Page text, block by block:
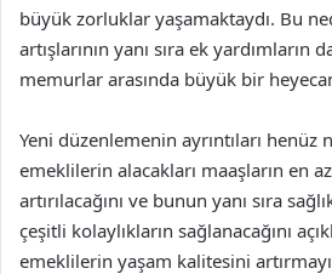
büyük zorluklar yaşamaktaydı. Bu
artışlarının yanı sıra ek yardımların
memurlar arasında büyük bir
Yeni düzenlemenin ayrıntıları
emeklilerin alacakları maaşların en
artırılacağını ve bunun yanı sıra
çeşitli kolaylıkların sağlanacağını
emeklilerin yaşam kalitesini